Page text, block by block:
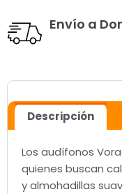
Envío a
Descripción
Los audífonos
quienes buscan
y almohadillas